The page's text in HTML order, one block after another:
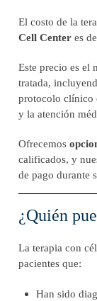
El costo de la
Cell Center es de
Este precio es el
tratada,
protocolo clínico
y la atención
Ofrecemos
calificados, y
de pago durante
¿Quién
La terapia con
pacientes que:
Han sido